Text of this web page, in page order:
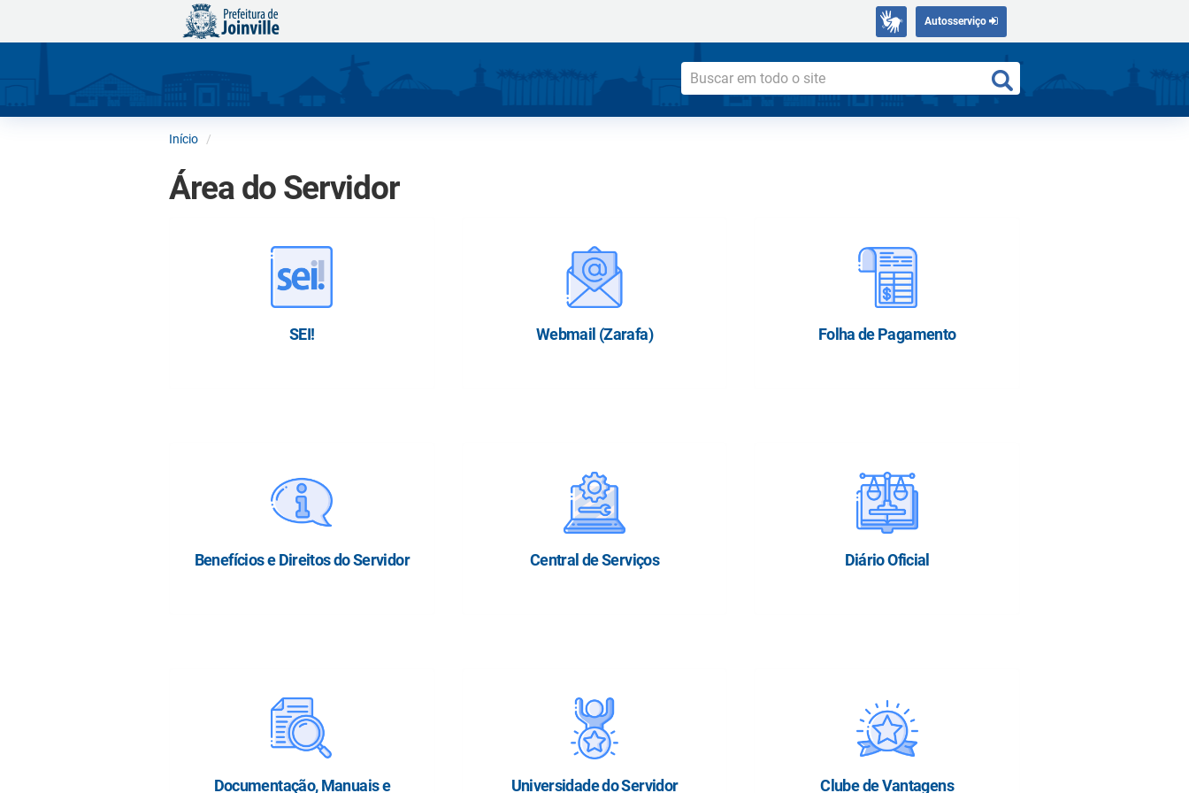
Autosserviço
Início
Área do Servidor
SEI! Webmail (Zarafa) Folha de Pagamento
Benefícios e Direitos do Servidor Central de Serviços Diário Oficial
Documentação, Manuais e
Universidade do Servidor Clube de Vantagens